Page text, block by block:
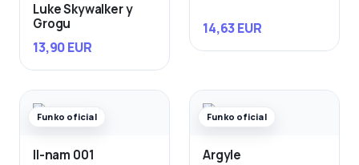
Luke Skywalker y
Grogu
13,90 EUR
14,63 EUR
Funko oficial
Il-nam 001
Funko oficial
Argyle